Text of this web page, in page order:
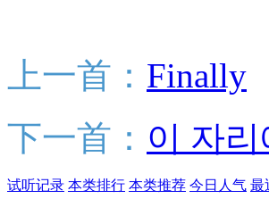
上一首： Finally
下一首： 이 자
试听记录 本类排行 本类推荐 今日人气 最